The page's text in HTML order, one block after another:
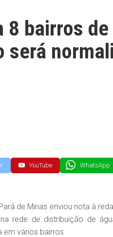
8 bairros de
será
YouTube WhatsApp
de Minas enviou nota à
rede de distribuição de
vários bairros.